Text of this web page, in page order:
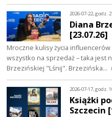
2026-07-22, godz.
Diana
[23.07.26]
Mroczne kulisy życia
wszystko na sprzedaż – taka jest
Brzezińskiej "Lśnij". Brzezińska…
2026-07-17, godz.
Książki
Szczecin